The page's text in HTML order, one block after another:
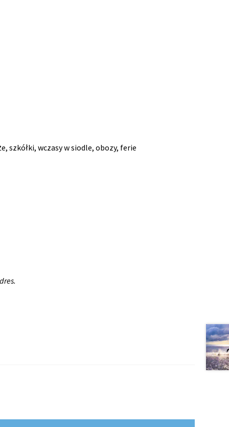
szkółki, wczasy w siodle, obozy, ferie